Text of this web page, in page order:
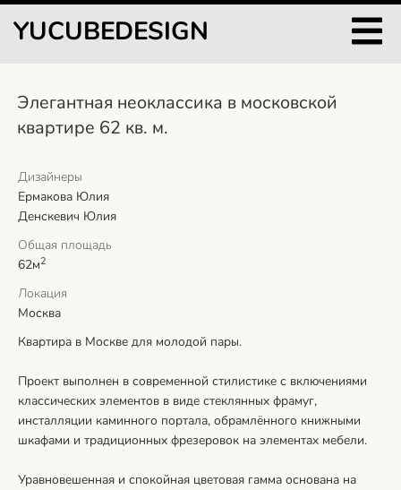
YUCUBEDESIGN
Элегантная неоклассика в московской
квартире 62 кв. м.
Дизайнеры
Ермакова Юлия
Денскевич Юлия
Общая площадь
62м2
Локация
Москва
Квартира в Москве для молодой пары.
Проект выполнен в современной стилистике с включениями
классических элементов в виде стеклянных фрамуг,
инсталляции каминного портала, обрамлённого книжными
шкафами и традиционных фрезеровок на элементах мебели.
Уравновешенная и спокойная цветовая гамма основана на